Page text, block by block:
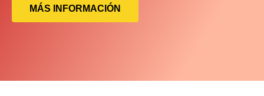
MÁS INFORMACIÓN